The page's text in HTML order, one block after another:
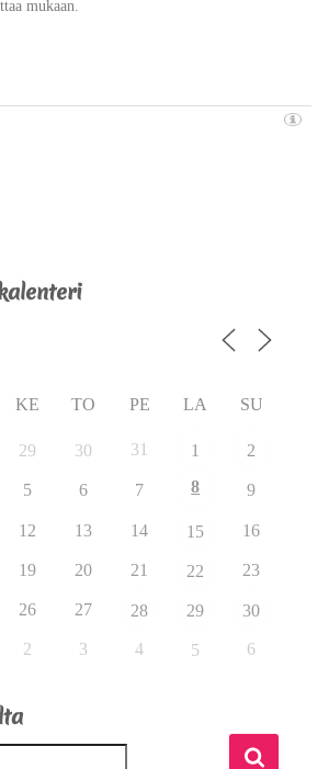
mukaan.
KE TO PE LA SU
29 30 31 1 2
5 6 7 8 9
12 13 14 15 16
19 20 21 22 23
26 27 28 29 30
2 3 4 5 6